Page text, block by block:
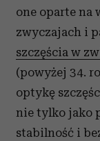
one oparte na
zwyczajach i
szczęścia w
(powyżej 34.
optykę
nie tylko jako
stabilność i